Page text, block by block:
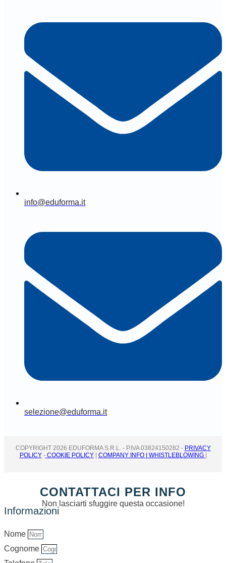
info@eduforma.it
selezione@eduforma.it
COPYRIGHT 2026 EDUFORMA S.R.L. - P.IVA 03824150282 - PRIVACY
POLICY-COOKIE POLICY| COMPANY INFO | WHISTLEBLOWING
CONTATTACI PER INFO
Non lasciarti sfuggire questa occasione!
Informazioni
Nome
Cognome